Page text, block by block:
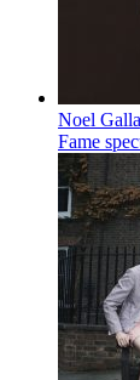
Noel
Fame